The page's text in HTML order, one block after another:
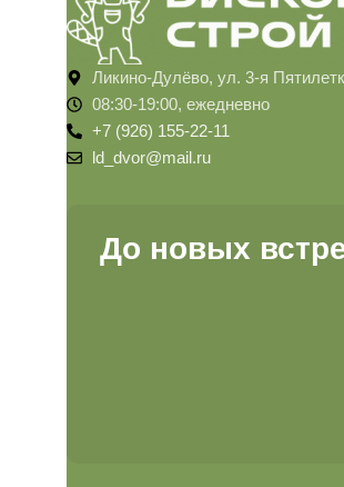
Ликино-Дулёво, ул. 3-я
08:30-19:00, ежедневно
+7 (926) 155-22-11
ld_dvor@mail.ru
До новых